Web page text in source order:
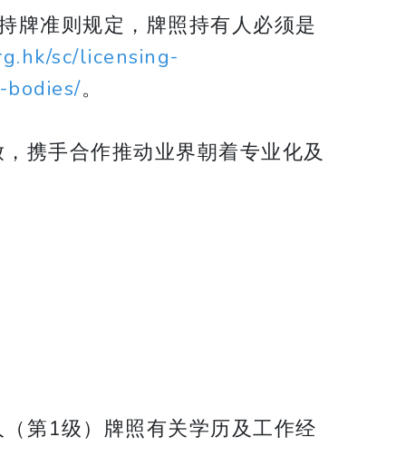
牌准则规定，牌照持有人必须是
sc/licensing-
。
携手合作推动业界朝着专业化及
第1级）牌照有关学历及工作经